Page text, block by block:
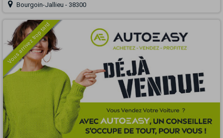
Bourgoin-Jallieu - 38300
Vous arrivez trop tard